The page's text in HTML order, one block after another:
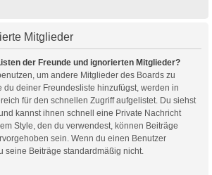
Mitglieder
der Freunde und ignorierten Mitglieder?
um andere Mitglieder des Boards zu
du deiner Freundesliste hinzufügst, werden in
für den schnellen Zugriff aufgelistet. Du siehst
kannst ihnen schnell eine Private Nachricht
Style, den du verwendest, können Beiträge
sein. Wenn du einen Benutzer
seine Beiträge standardmäßig nicht.